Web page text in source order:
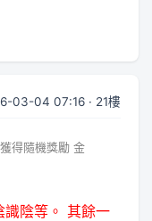
03-04 07:16 · 21樓
得隨機獎勵 金
識陰等。 其餘一